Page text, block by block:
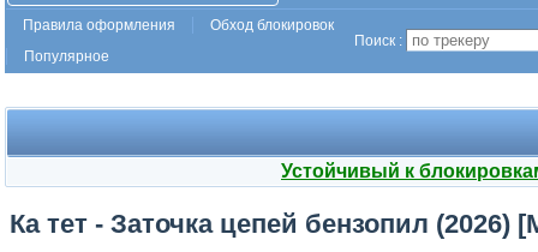
Правила оформления
Обход блокировок
Популярное
Поиск :
Устойчивый к
Ка тет - Заточка цепей бензопил (2026)